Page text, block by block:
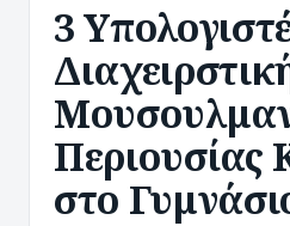
3
Περιουσίας
στο